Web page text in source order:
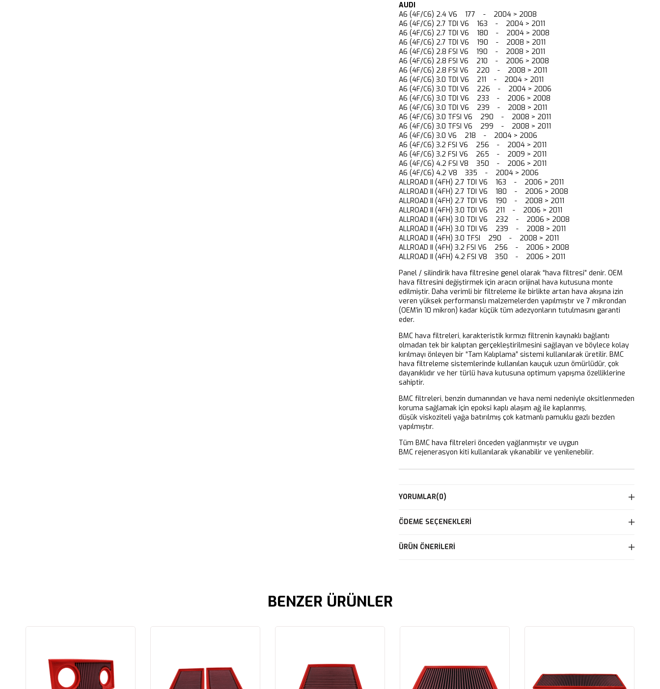
AUDI
A6 (4F/C6) 2.4 V6 177 - 2004 > 2008
A6 (4F/C6) 2.7 TDI V6 163 - 2004 > 2011
A6 (4F/C6) 2.7 TDI V6 180 - 2004 > 2008
A6 (4F/C6) 2.7 TDI V6 190 - 2008 > 2011
A6 (4F/C6) 2.8 FSI V6 190 - 2008 > 2011
A6 (4F/C6) 2.8 FSI V6 210 - 2006 > 2008
A6 (4F/C6) 2.8 FSI V6 220 - 2008 > 2011
A6 (4F/C6) 3.0 TDI V6 211 - 2004 > 2011
A6 (4F/C6) 3.0 TDI V6 226 - 2004 > 2006
A6 (4F/C6) 3.0 TDI V6 233 - 2006 > 2008
A6 (4F/C6) 3.0 TDI V6 239 - 2008 > 2011
A6 (4F/C6) 3.0 TFSI V6 290 - 2008 > 2011
A6 (4F/C6) 3.0 TFSI V6 299 - 2008 > 2011
A6 (4F/C6) 3.0 V6 218 - 2004 > 2006
A6 (4F/C6) 3.2 FSI V6 256 - 2004 > 2011
A6 (4F/C6) 3.2 FSI V6 265 - 2009 > 2011
A6 (4F/C6) 4.2 FSI V8 350 - 2006 > 2011
A6 (4F/C6) 4.2 V8 335 - 2004 > 2006
ALLROAD II (4FH) 2.7 TDI V6 163 - 2006 > 2011
ALLROAD II (4FH) 2.7 TDI V6 180 - 2006 > 2008
ALLROAD II (4FH) 2.7 TDI V6 190 - 2008 > 2011
ALLROAD II (4FH) 3.0 TDI V6 211 - 2006 > 2011
ALLROAD II (4FH) 3.0 TDI V6 232 - 2006 > 2008
ALLROAD II (4FH) 3.0 TDI V6 239 - 2008 > 2011
ALLROAD II (4FH) 3.0 TFSI 290 - 2008 > 2011
ALLROAD II (4FH) 3.2 FSI V6 256 - 2006 > 2008
ALLROAD II (4FH) 4.2 FSI V8 350 - 2006 > 2011
Panel / silindirik hava filtresine genel olarak “hava filtresi” denir. OEM
hava filtresini değiştirmek için aracın orijinal hava kutusuna monte
edilmiştir. Daha verimli bir filtreleme ile birlikte artan hava akışına izin
veren yüksek performanslı malzemelerden yapılmıştır ve 7 mikrondan
(OEM’in 10 mikron) kadar küçük tüm adezyonların tutulmasını garanti
eder.
BMC hava filtreleri, karakteristik kırmızı filtrenin kaynaklı bağlantı
olmadan tek bir kalıptan gerçekleştirilmesini sağlayan ve böylece kolay
kırılmayı önleyen bir “Tam Kalıplama” sistemi kullanılarak üretilir. BMC
hava filtreleme sistemlerinde kullanılan kauçuk uzun ömürlüdür, çok
dayanıklıdır ve her türlü hava kutusuna optimum yapışma özelliklerine
sahiptir.
BMC filtreleri, benzin dumanından ve hava nemi nedeniyle oksitlenmeden
koruma sağlamak için epoksi kaplı alaşım ağ ile kaplanmış,
düşük viskoziteli yağa batırılmış çok katmanlı pamuklu gazlı bezden
yapılmıştır.
Tüm BMC hava filtreleri önceden yağlanmıştır ve uygun
BMC rejenerasyon kiti kullanılarak yıkanabilir ve yenilenebilir.
YORUMLAR(0)
ÖDEME SEÇENEKLERI
ÜRÜN ÖNERILERI
BENZER ÜRÜNLER